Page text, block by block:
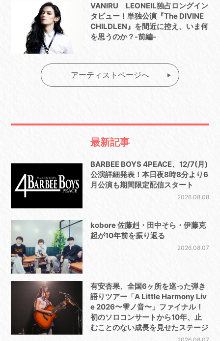
VANIRU LEONEIL独占ロングイン
タビュー！単独公演『The DIVINE
CHILDLEN』を間近に控え、いま何
を思うのか？-前編-
アーティストページへ
最新記事
BARBEE BOYS 4PEACE、12/7(月)
公演詳細発表！本日夜8時8分より6
月公演も期間限定配信スタート
2026.08.08
kobore 佐藤赳・田中そら・伊藤克
起が10年前を振り返る
2026.08.07
有安杏果、全国6ヶ所を巡った弾き
語りツアー「A Little Harmony Liv
e 2026〜雫ノ音〜」ファイナル！
初のソロコンサートから10年、止
むことのない成長を見せたステージ